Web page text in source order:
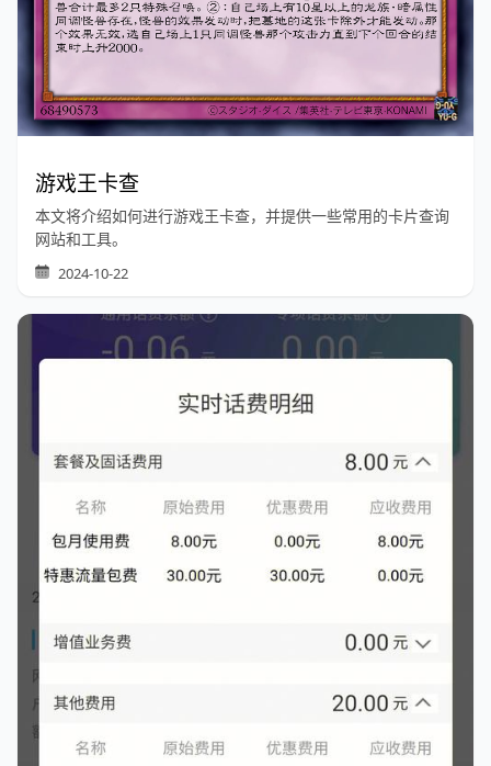
游戏王卡查
本文将介绍如何进行游戏王卡查，并提供一些常用的卡片查询
网站和工具。
2024-10-22